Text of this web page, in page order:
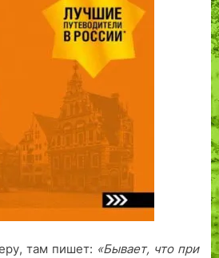
там пишет: «Бывает, что при